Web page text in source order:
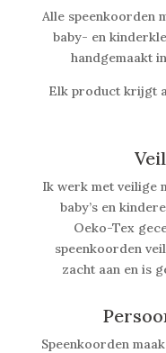
Alle speenkoorden
baby- en
handgemaakt
Elk product krijgt
Ik werk met veilige
baby’s en
Oeko-Tex
speenkoorden
zacht aan en is
Speenkoorden